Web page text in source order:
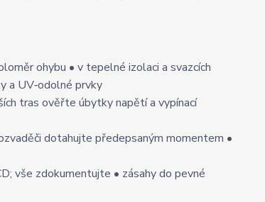
ohybu • v tepelné izolaci a svazcích
a UV‑odolné prvky
tras ověřte úbytky napětí a vypínací
dotahujte předepsaným momentem •
vše zdokumentujte • zásahy do pevné